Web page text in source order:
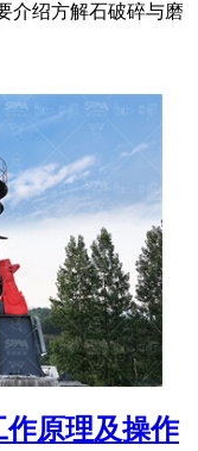
介绍方解石破碎与磨
原理及操作